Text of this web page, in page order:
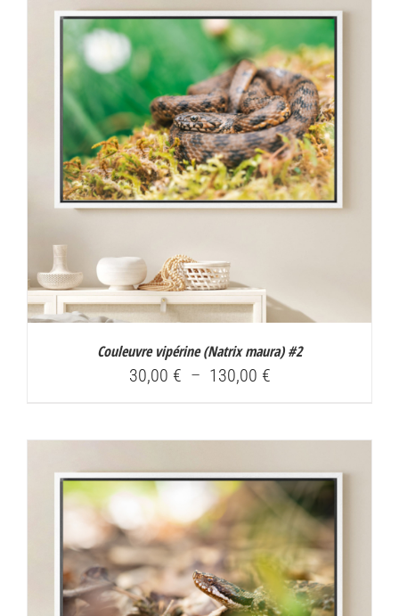
à
130,00 €
Couleuvre vipérine (Natrix maura) #2
30,00 € – 130,00 €Plage
à
130,00 €